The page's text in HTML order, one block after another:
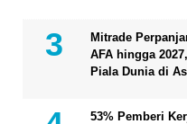
Mitrade
AFA hingga
Piala Dunia di
53% Pemberi